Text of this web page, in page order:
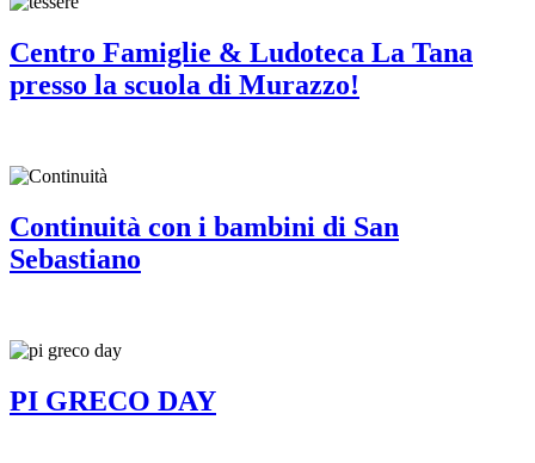
Centro Famiglie & Ludoteca La Tana
presso la scuola di Murazzo!
Continuità con i bambini di San
Sebastiano
PI GRECO DAY